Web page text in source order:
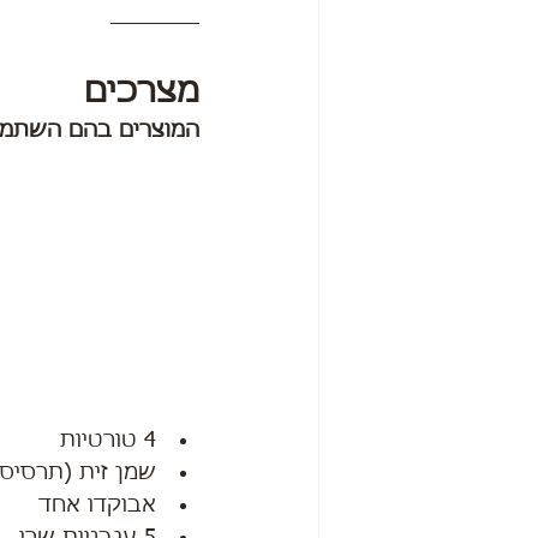
מצרכים
המוצרים בהם
4 טורטיות
שמן זית
אבוקדו אחד